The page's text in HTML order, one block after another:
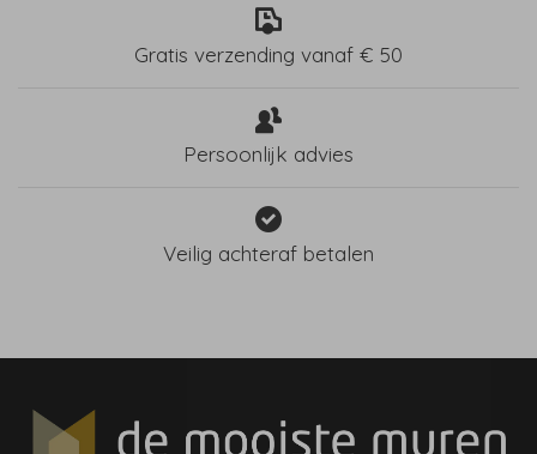
Gratis verzending vanaf € 50
Persoonlijk advies
Veilig achteraf betalen